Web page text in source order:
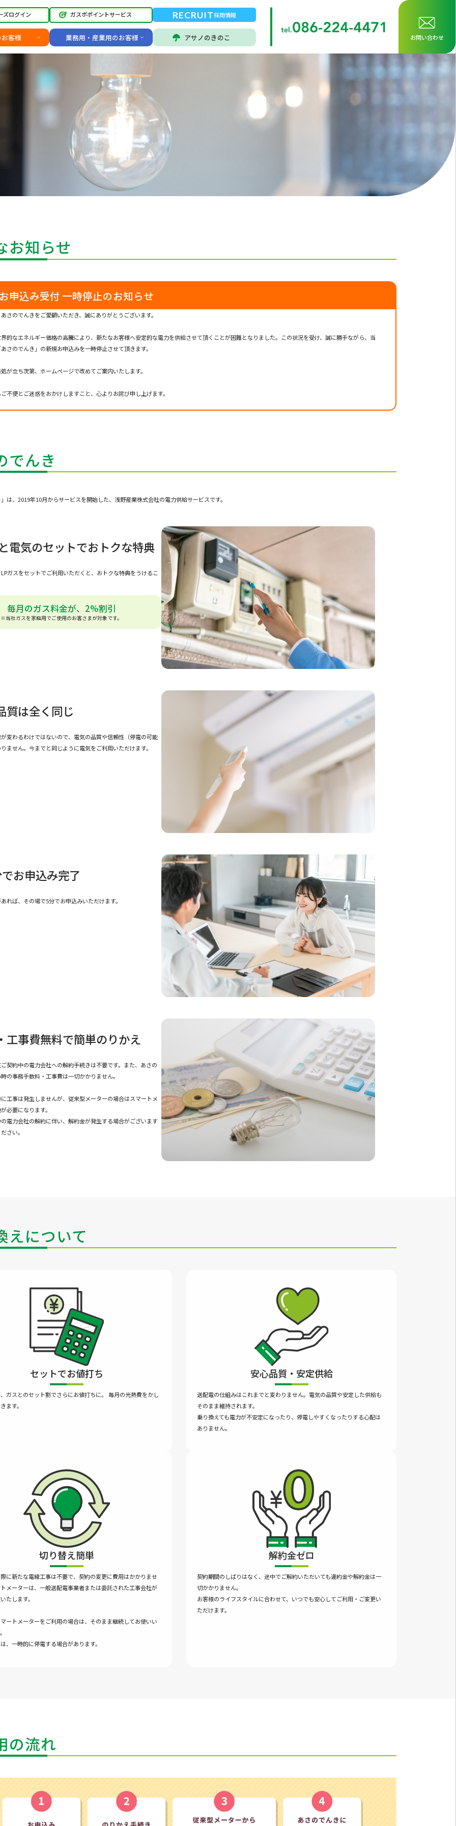
ズログイン ガスポポイントサービス RECRUIT採用情報
客様 業務用・産業用のお客様 アサノのきのこ お問い合わせ
お知らせ
申込み受付 一時停止のお知らせ
さのでんきをご愛顧いただき、誠にありがとうございます。
的なエネルギー価格の高騰により、新たなお客様へ安定的な電力を供給させて頂くことが困難となりました。この状況を受け、誠に勝手ながら、当
さのでんき」の新規お申込みを一時停止させて頂きます。
が立ち次第、ホームページで改めてご案内いたします。
不便とご迷惑をおかけしますこと、心よりお詫び申し上げます。
でんき
は、2019年10月からサービスを開始した、浅野産業株式会社の電力供給サービスです。
電気のセットでおトクな特典
ガスをセットでご利用いただくと、おトクな特典をうけるこ
毎月のガス料金が、2%割引
※当社ガスを家庭用でご使用のお客さまが対象です。
質は全く同じ
変わるわけではないので、電気の品質や信頼性（停電の可能
ません。今までと同じように電気をご利用いただけます。
お申込み完了
れば、その場で5分でお申込みいただけます。
工事費無料で簡単のりかえ
契約中の電力会社への解約手続きは不要です。また、あさの
の事務手数料・工事費は一切かかりません。
工事は発生しませんが、従来型メーターの場合はスマートメ
必要になります。
電力会社の解約に伴い、解約金が発生する場合がございます
さい。
えについて
セットでお値打ち
ガスとのセット割でさらにお値打ちに。 毎月の光熱費をかし
ます。
安心品質・安定供給
送配電の仕組みはこれまでと変わりません。電気の品質や安定した供給も
そのまま維持されます。
乗り換えても電力が不安定になったり、停電しやすくなったりする心配は
ありません。
切り替え簡単
に新たな電線工事は不要で、契約の変更に費用はかかりませ
メーターは、一般送配電事業者または委託された工事会社が
たします。
ートメーターをご利用の場合は、そのまま継続してお使いい
、一時的に停電する場合があります。
解約金ゼロ
契約期間のしばりはなく、途中でご解約いただいても違約金や解約金は一
切かかりません。
お客様のライフスタイルに合わせて、いつでも安心してご利用・ご変更い
ただけます。
の流れ